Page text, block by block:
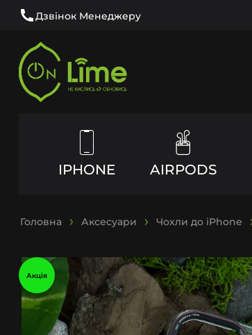
Дзвінок Менеджеру
IPHONE AIRPODS
Головна Аксесуари Чохли до iPhone
Акція